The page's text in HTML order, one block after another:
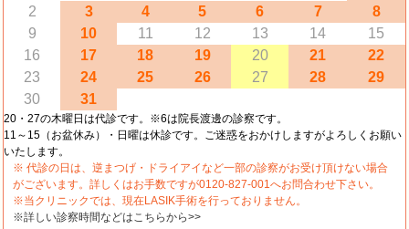
2
3 4 5 6 7
8
9
10 11 12 13 14
15
16
17 18 19 20 21
22
23
24 25 26 27 28
29
30
31
20・27の木曜日は代診です。※6は院長渡邊の診察です。
11～15（お盆休み）・日曜は休診です。ご迷惑をおかけしますがよろしくお願い
いたします。
※ 代診の日は、逆まつげ・ドライアイなど一部の診察がお受け頂けない場合
がございます。詳しくはお手数ですが0120-827-001へお問合わせ下さい。
※当クリニックでは、現在LASIK手術を行っておりません。
※詳しい診察時間などはこちらから>>